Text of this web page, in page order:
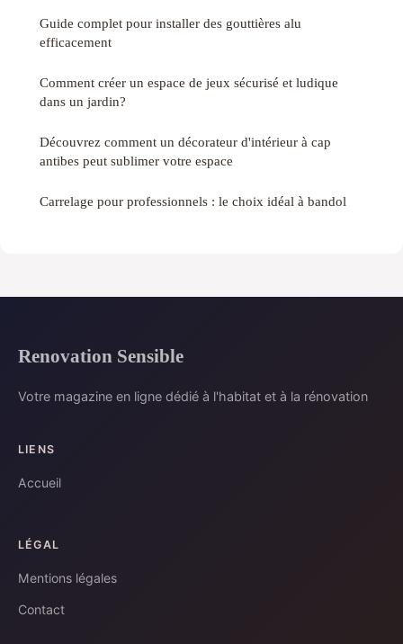
Guide complet pour installer des gouttières alu
efficacement
Comment créer un espace de jeux sécurisé et ludique
dans un jardin?
Découvrez comment un décorateur d'intérieur à cap
antibes peut sublimer votre espace
Carrelage pour professionnels : le choix idéal à bandol
Renovation Sensible
Votre magazine en ligne dédié à l'habitat et à la rénovation
LIENS
Accueil
LÉGAL
Mentions légales
Contact